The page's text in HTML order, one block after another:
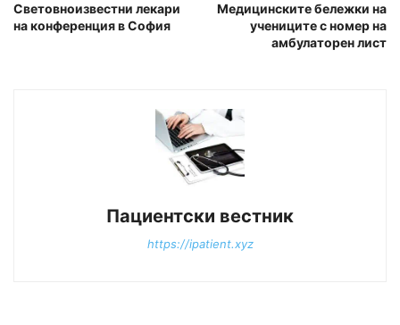
Световноизвестни лекари
на конференция в София
Медицинските бележки на
учениците с номер на
амбулаторен лист
Пациентски вестник
https://ipatient.xyz